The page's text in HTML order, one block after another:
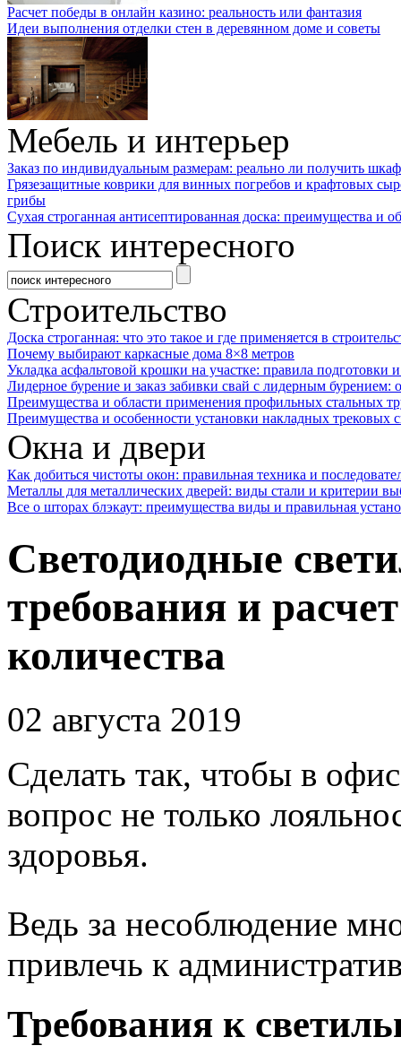
Расчет победы в онлайн казино: реальность или фантазия
Идеи выполнения отделки стен в деревянном доме и советы
Мебель и интерьер
Заказ по индивидуальным размерам: реально ли получить
Грязезащитные коврики для винных погребов и крафтовых
грибы
Сухая строганная антисептированная доска: преимущества и
Поиск интересного
Строительство
Доска строганная: что это такое и где применяется в
Почему выбирают каркасные дома 8×8 метров
Укладка асфальтовой крошки на участке: правила подготовки
Лидерное бурение и заказ забивки свай с лидерным бурением:
Преимущества и области применения профильных стальных
Преимущества и особенности установки накладных трековых
Окна и двери
Как добиться чистоты окон: правильная техника и
Металлы для металлических дверей: виды стали и критерии
Все о шторах блэкаут: преимущества виды и правильная
Светодиодные
требования и
количества
02 августа 2019
Сделать так, чтобы в
вопрос не только
здоровья.
Ведь за несоблюдение
привлечь к
Требования к